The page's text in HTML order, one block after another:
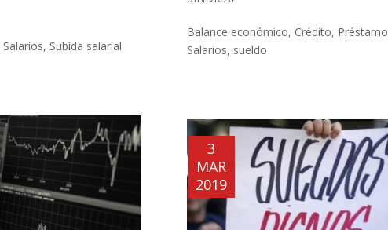
Salarios, Subida salarial
Balance económico, Crédito, Préstamo
Salarios, sueldo
3
MAR
2019